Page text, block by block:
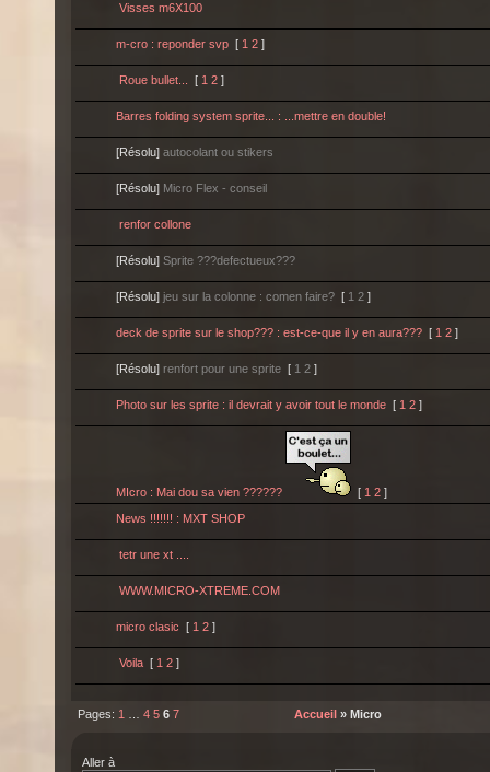
Visses m6X100
m-cro : reponder svp [ 1 2 ]
Roue bullet... [ 1 2 ]
Barres folding system sprite... : ...mettre en double!
[Résolu]autocolant ou stikers
[Résolu] Micro Flex - conseil
renfor collone
[Résolu]Sprite ???defectueux???
[Résolu]jeu sur la colonne : comen faire? [ 1 2 ]
deck de sprite sur le shop??? : est-ce-que il y en aura??? [ 1 2 ]
[Résolu]renfort pour une sprite [ 1 2 ]
Photo sur les sprite : il devrait y avoir tout le monde [ 1 2 ]
MIcro : Mai dou sa vien ?????? [ 1 2 ]
News !!!!!!! : MXT SHOP
tetr une xt ....
WWW.MICRO-XTREME.COM
micro clasic [ 1 2 ]
Voila [ 1 2 ]
Pages: 1 4 5 6 7 Accueil » Micro
Aller à